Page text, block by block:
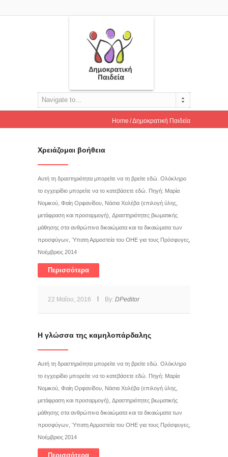
Navigate to...
Home Δημοκρατική Παιδεία
Χρειάζομαι βοήθεια
Αυτή τη δραστηριότητα μπορείτε να τη βρείτε εδώ. Ολόκληρο
το εγχειρίδιο μπορείτε να το κατεβάσετε εδώ. Πηγή: Μαρία
Νομικού, Φαίη Ορφανίδου, Νάσια Χολέβα (επιλογή ύλης,
μετάφραση και προσαρμογή), Δραστηριότητες βιωματικής
μάθησης στα ανθρώπινα δικαιώματα και τα δικαιώματα των
προσφύγων, Ύπατη Αρμοστεία του ΟΗΕ για τους Πρόσφυγες,
Νοέμβριος 2014
Περισσότερα
22 Μαΐου, 2016 By: DPeditor
Η γλώσσα της καμηλοπάρδαλης
Αυτή τη δραστηριότητα μπορείτε να τη βρείτε εδώ. Ολόκληρο
το εγχειρίδιο μπορείτε να το κατεβάσετε εδώ. Πηγή: Μαρία
Νομικού, Φαίη Ορφανίδου, Νάσια Χολέβα (επιλογή ύλης,
μετάφραση και προσαρμογή), Δραστηριότητες βιωματικής
μάθησης στα ανθρώπινα δικαιώματα και τα δικαιώματα των
προσφύγων, Ύπατη Αρμοστεία του ΟΗΕ για τους Πρόσφυγες,
Νοέμβριος 2014
Περισσότερα